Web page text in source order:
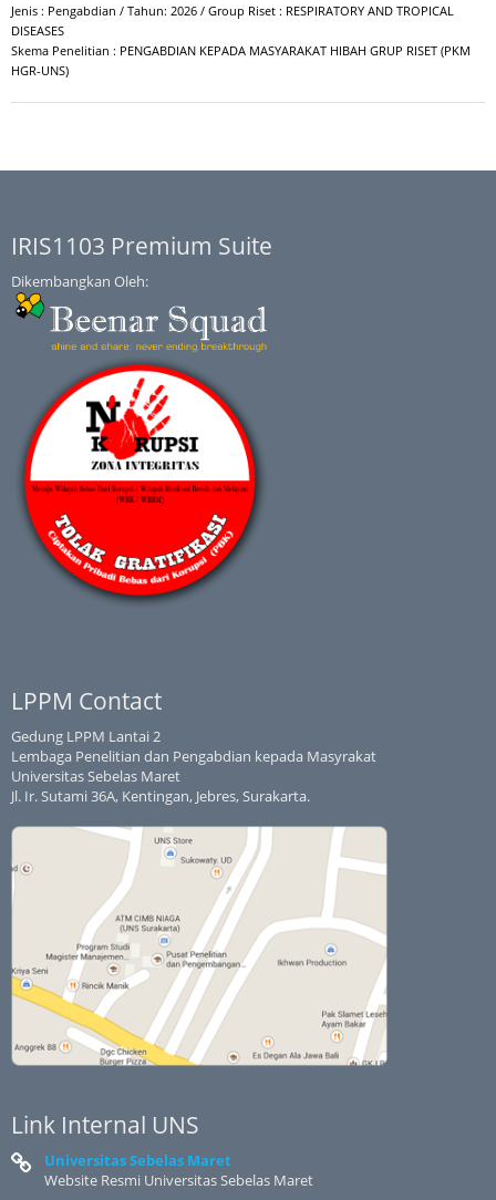
Jenis : Pengabdian / Tahun: 2026 / Group Riset : RESPIRATORY AND TROPICAL
DISEASES
Skema Penelitian : PENGABDIAN KEPADA MASYARAKAT HIBAH GRUP RISET (PKM
HGR-UNS)
IRIS1103 Premium Suite
Dikembangkan Oleh:
LPPM Contact
Gedung LPPM Lantai 2
Lembaga Penelitian dan Pengabdian kepada Masyrakat
Universitas Sebelas Maret
Jl. Ir. Sutami 36A, Kentingan, Jebres, Surakarta.
Link Internal UNS
Universitas Sebelas Maret
Website Resmi Universitas Sebelas Maret